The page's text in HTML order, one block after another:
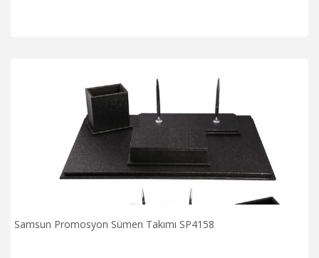
Samsun Promosyon Sümen Takımı SP4158